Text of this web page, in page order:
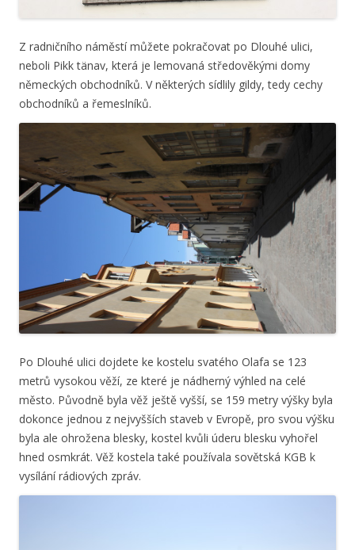
Z radničního náměstí můžete pokračovat po Dlouhé ulici,
neboli Pikk tänav, která je lemovaná středověkými domy
německých obchodníků. V některých sídlily gildy, tedy cechy
obchodníků a řemeslníků.
Po Dlouhé ulici dojdete ke kostelu svatého Olafa se 123
metrů vysokou věží, ze které je nádherný výhled na celé
město. Původně byla věž ještě vyšší, se 159 metry výšky byla
dokonce jednou z nejvyšších staveb v Evropě, pro svou výšku
byla ale ohrožena blesky, kostel kvůli úderu blesku vyhořel
hned osmkrát. Věž kostela také používala sovětská KGB k
vysílání rádiových zpráv.